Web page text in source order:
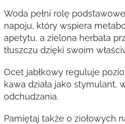
Woda pełni rolę
napoju, który wspiera
apetytu, a zielona herbata
tłuszczu dzięki swoim
Ocet jabłkowy reguluje
kawa działa jako stymulant,
odchudzania.
Pamiętaj także o ziołowych